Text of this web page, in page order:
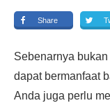
Share
Sebenarnya
dapat bermanfaat
Anda juga perlu